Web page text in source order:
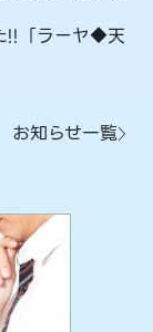
!!「ラーヤ◆天
お知らせ一覧